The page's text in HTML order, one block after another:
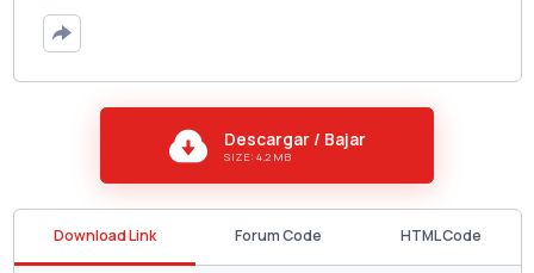
Descargar / Bajar
SIZE: 4.2 MB
Download Link Forum Code HTML Code